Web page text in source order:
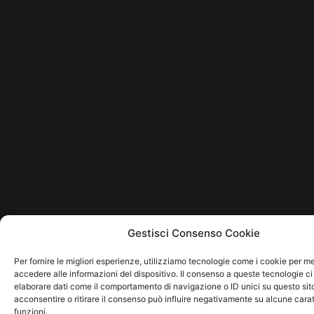
Gestisci Consenso Cookie
Per fornire le migliori esperienze, utilizziamo tecnologie come i cookie per
accedere alle informazioni del dispositivo. Il consenso a queste tecnologie
elaborare dati come il comportamento di navigazione o ID unici su questo
acconsentire o ritirare il consenso può influire negativamente su alcune
funzioni.